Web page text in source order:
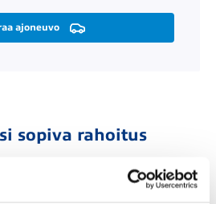
ajoneuvo
sopiva rahoitus